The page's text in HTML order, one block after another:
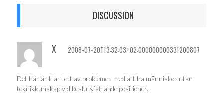
DISCUSSION
X 2008-07-20T13:32:03+02:000000000331200807
Det här är klart ett av problemen med att ha människor utan
teknikkunskap vid beslutsfattande positioner.